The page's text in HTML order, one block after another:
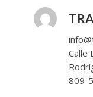
Calle
809-